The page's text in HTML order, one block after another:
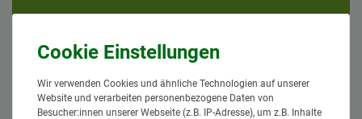
DEINE NACHRICHT AN UNS*
Ceres::Template.mailFormHoneypotLabel
Wir verwenden Cookies und ähnliche Technologien auf unserer
Website und verarbeiten personenbezogene Daten von
Besucher:innen unserer Webseite (z.B. IP-Adresse), um z.B. Inhalte